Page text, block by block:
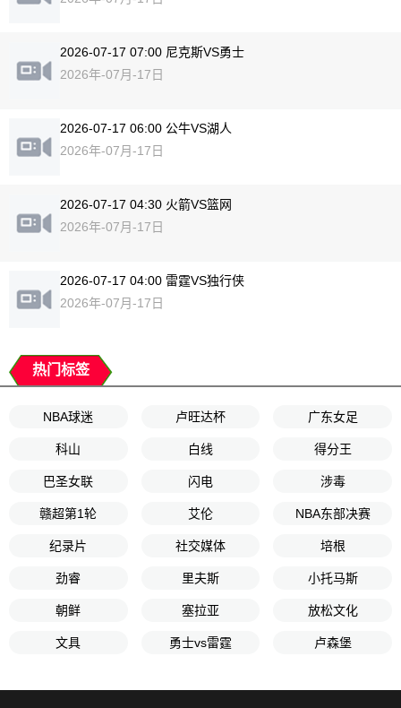
2026-07-17 07:00 尼克斯VS勇士
2026年-07月-17日
2026-07-17 06:00 公牛VS湖人
2026年-07月-17日
2026-07-17 04:30 火箭VS篮网
2026年-07月-17日
2026-07-17 04:00 雷霆VS独行侠
2026年-07月-17日
热门标签
NBA球迷 卢旺达杯 广东女足
科山 白线 得分王
巴圣女联 闪电 涉毒
赣超第1轮 艾伦 NBA东部决赛
纪录片 社交媒体 培根
劲睿 里夫斯 小托马斯
朝鲜 塞拉亚 放松文化
文具 勇士vs雷霆 卢森堡